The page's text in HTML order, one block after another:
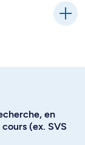
en
(ex. SVS